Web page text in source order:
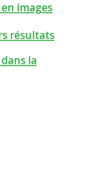
en images
résultats
dans la